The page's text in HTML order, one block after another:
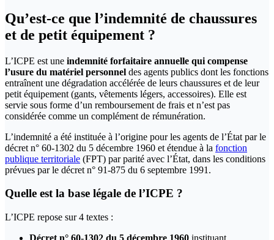
Qu’est-ce que l’indemnité de chaussures
et de petit équipement ?
L’ICPE est une indemnité forfaitaire annuelle qui compense
l’usure du matériel personnel des agents publics dont les fonctions
entraînent une dégradation accélérée de leurs chaussures et de leur
petit équipement (gants, vêtements légers, accessoires). Elle est
servie sous forme d’un remboursement de frais et n’est pas
considérée comme un complément de rémunération.
L’indemnité a été instituée à l’origine pour les agents de l’État par le
décret n° 60-1302 du 5 décembre 1960 et étendue à la fonction
publique territoriale (FPT) par parité avec l’État, dans les conditions
prévues par le décret n° 91-875 du 6 septembre 1991.
Quelle est la base légale de l’ICPE ?
L’ICPE repose sur 4 textes :
Décret n° 60-1302 du 5 décembre 1960 instituant